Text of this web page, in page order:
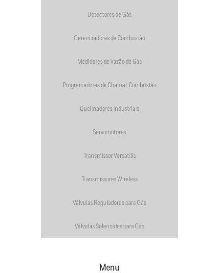
Detectores de Gás
Gerenciadores de Combustão
Medidores de Vazão de Gás
Programadores de Chama | Combustão
Queimadores Industriais
Servomotores
Transmissor Versatilis
Transmissores Wireless
Válvulas Reguladoras para Gás
Válvulas Solenoides para Gás
Menu